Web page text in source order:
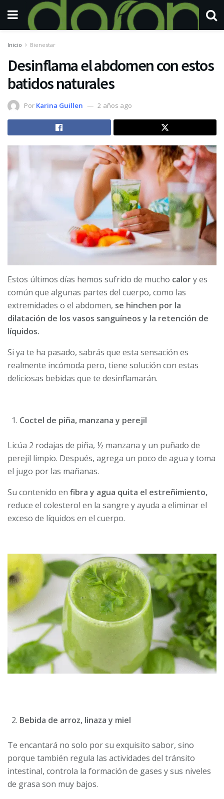
Inicio Bienestar
Desinflama el abdomen con estos
batidos naturales
Por Karina Guillen 2 años ago
Estos últimos días hemos sufrido de mucho calory es
común que algunas partes del cuerpo, como las
extremidades o el abdomen, se hinchen por la
dilatación de los vasos sanguíneos y la retención de
líquidos.
Si ya te ha pasado, sabrás que esta sensación es
realmente incómoda pero, tiene solución con estas
deliciosas bebidas que te desinflamarán.
Coctel de piña, manzana y perejil
Licúa 2 rodajas de piña, ½ manzana y un puñado de
perejil limpio. Después, agrega un poco de agua y toma
el jugo por las mañanas.
Su contenido en fibra y agua quita el estreñimiento,
reduce el colesterol en la sangre y ayuda a eliminar el
exceso de líquidos en el cuerpo.
Bebida de arroz, linaza y miel
Te encantará no solo por su exquisito sabor, sino
porque también regula las actividades del tránsito
intestinal, controla la formación de gases y sus niveles
de grasa son muy bajos.